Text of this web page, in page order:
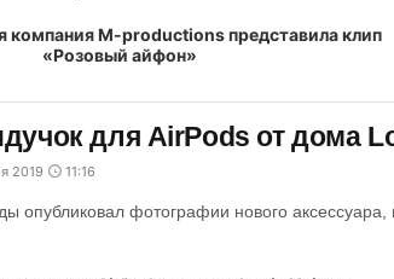
для AirPods от дома
2019 11:16
опубликовал фотографии нового